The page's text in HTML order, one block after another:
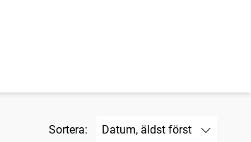
Sortera: